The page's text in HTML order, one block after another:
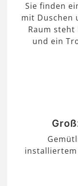
Sie finden
mit Duschen
Raum steht
und ein